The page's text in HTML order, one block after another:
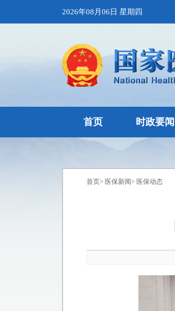
2026年08月06日 星期四
首页 时政要闻
首页> 医保新闻> 医保动态